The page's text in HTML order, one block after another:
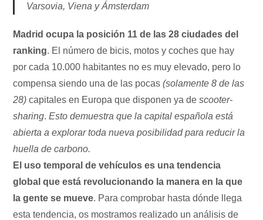
Varsovia, Viena y Ámsterdam
Madrid ocupa la posición 11 de las 28 ciudades del
ranking. El número de bicis, motos y coches que hay
por cada 10.000 habitantes no es muy elevado, pero lo
compensa siendo una de las pocas(solamente 8 de las
28) capitales en Europa que disponen ya descooter-
sharing.Esto demuestra que la capital española está
abierta a explorar toda nueva posibilidad para reducir la
huella de carbono.
El uso temporal de vehículos es una tendencia
global que está revolucionando la manera en la que
la gente se mueve. Para comprobar hasta dónde llega
esta tendencia, os mostramos realizado un análisis de